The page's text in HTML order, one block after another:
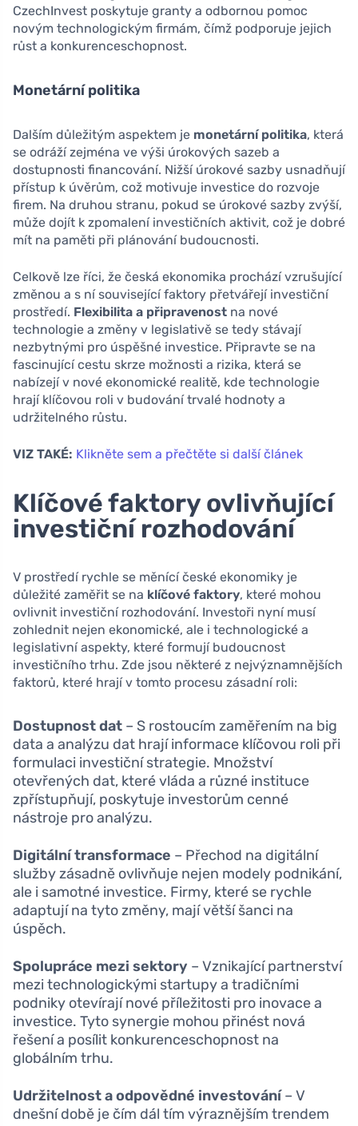
CzechInvest poskytuje granty a odbornou pomoc
novým technologickým firmám, čímž podporuje jejich
růst a konkurenceschopnost.
Monetární politika
Dalším důležitým aspektem je monetární politika, která
se odráží zejména ve výši úrokových sazeb a
dostupnosti financování. Nižší úrokové sazby usnadňují
přístup k úvěrům, což motivuje investice do rozvoje
firem. Na druhou stranu, pokud se úrokové sazby zvýší,
může dojít k zpomalení investičních aktivit, což je dobré
mít na paměti při plánování budoucnosti.
Celkově lze říci, že česká ekonomika prochází vzrušující
změnou a s ní související faktory přetvářejí investiční
prostředí. Flexibilita a připravenost na nové
technologie a změny v legislativě se tedy stávají
nezbytnými pro úspěšné investice. Připravte se na
fascinující cestu skrze možnosti a rizika, která se
nabízejí v nové ekonomické realitě, kde technologie
hrají klíčovou roli v budování trvalé hodnoty a
udržitelného růstu.
VIZ TAKÉ: Klikněte sem a přečtěte si další článek
Klíčové faktory ovlivňující
investiční rozhodování
V prostředí rychle se měnící české ekonomiky je
důležité zaměřit se na klíčové faktory, které mohou
ovlivnit investiční rozhodování. Investoři nyní musí
zohlednit nejen ekonomické, ale i technologické a
legislativní aspekty, které formují budoucnost
investičního trhu. Zde jsou některé z nejvýznamnějších
faktorů, které hrají v tomto procesu zásadní roli:
Dostupnost dat – S rostoucím zaměřením na big
data a analýzu dat hrají informace klíčovou roli při
formulaci investiční strategie. Množství
otevřených dat, které vláda a různé instituce
zpřístupňují, poskytuje investorům cenné
nástroje pro analýzu.
Digitální transformace – Přechod na digitální
služby zásadně ovlivňuje nejen modely podnikání,
ale i samotné investice. Firmy, které se rychle
adaptují na tyto změny, mají větší šanci na
úspěch.
Spolupráce mezi sektory – Vznikající partnerství
mezi technologickými startupy a tradičními
podniky otevírají nové příležitosti pro inovace a
investice. Tyto synergie mohou přinést nová
řešení a posílit konkurenceschopnost na
globálním trhu.
Udržitelnost a odpovědné investování– V
dnešní době je čím dál tím výraznějším trendem